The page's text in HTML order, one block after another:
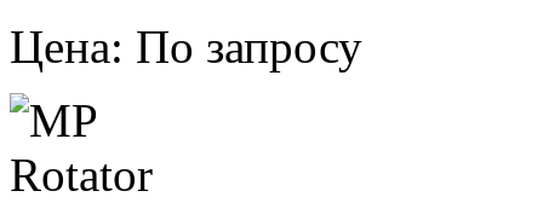
Цена: По запросу